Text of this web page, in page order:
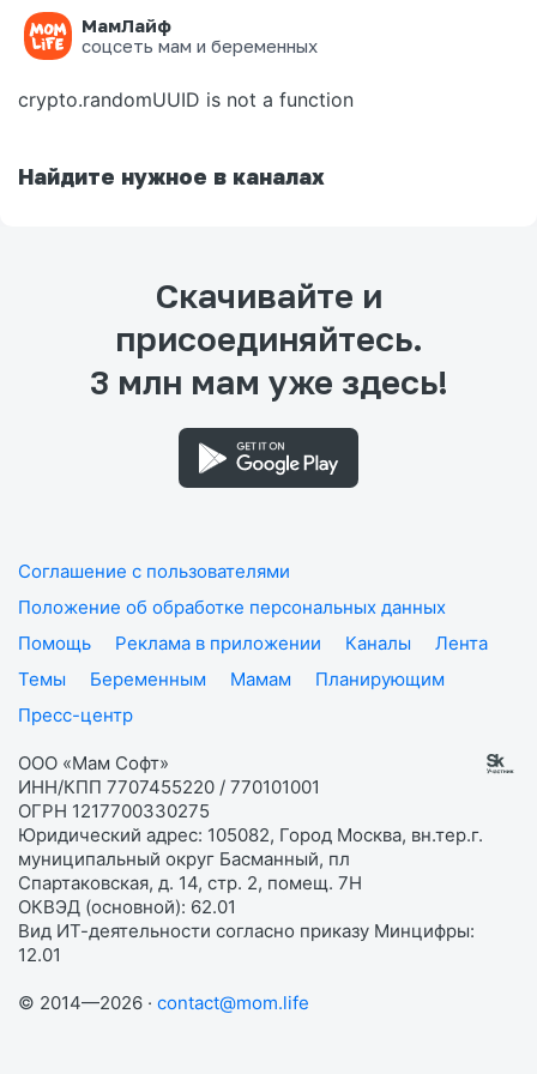
МамЛайф
соцсеть мам и беременных
Ошибка на странице
crypto.randomUUID is not a function
Найдите нужное в каналах
Скачивайте и
присоединяйтесь.
3 млн мам уже здесь!
Соглашение с пользователями
Положение об обработке персональных данных
Помощь
Реклама в приложении Каналы
Лента
Темы
Беременным Мамам
Планирующим
Пресс-центр
ООО «Мам Софт»
ИНН/КПП 7707455220 / 770101001
ОГРН 1217700330275
Юридический адрес: 105082, Город Москва, вн.тер.г.
муниципальный округ Басманный, пл
Спартаковская, д. 14, стр. 2, помещ. 7Н
ОКВЭД (основной): 62.01
Вид ИТ-деятельности согласно приказу Минцифры:
12.01
© 2014—2026 · contact@mom.life